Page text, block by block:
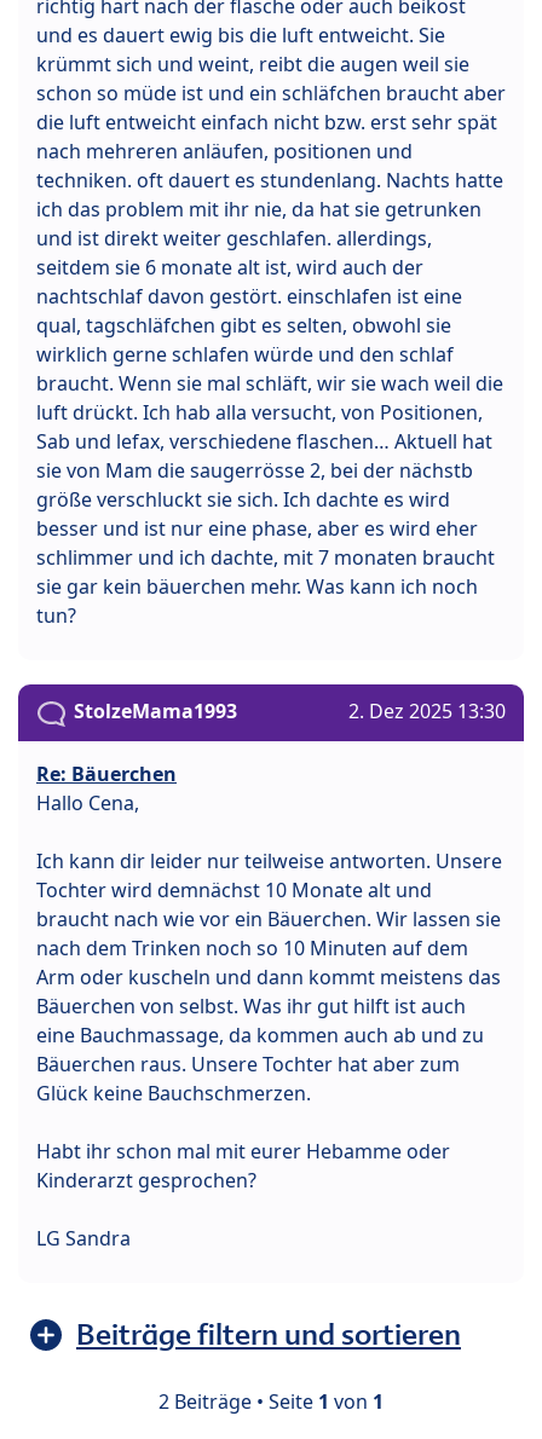
richtig hart nach der flasche oder auch beikost
und es dauert ewig bis die luft entweicht. Sie
krümmt sich und weint, reibt die augen weil sie
schon so müde ist und ein schläfchen braucht aber
die luft entweicht einfach nicht bzw. erst sehr spät
nach mehreren anläufen, positionen und
techniken. oft dauert es stundenlang. Nachts hatte
ich das problem mit ihr nie, da hat sie getrunken
und ist direkt weiter geschlafen. allerdings,
seitdem sie 6 monate alt ist, wird auch der
nachtschlaf davon gestört. einschlafen ist eine
qual, tagschläfchen gibt es selten, obwohl sie
wirklich gerne schlafen würde und den schlaf
braucht. Wenn sie mal schläft, wir sie wach weil die
luft drückt. Ich hab alla versucht, von Positionen,
Sab und lefax, verschiedene flaschen… Aktuell hat
sie von Mam die saugerrösse 2, bei der nächstb
größe verschluckt sie sich. Ich dachte es wird
besser und ist nur eine phase, aber es wird eher
schlimmer und ich dachte, mit 7 monaten braucht
sie gar kein bäuerchen mehr. Was kann ich noch
tun?
StolzeMama1993 2. Dez 2025 13:30
Re: Bäuerchen
Hallo Cena,
Ich kann dir leider nur teilweise antworten. Unsere
Tochter wird demnächst 10 Monate alt und
braucht nach wie vor ein Bäuerchen. Wir lassen sie
nach dem Trinken noch so 10 Minuten auf dem
Arm oder kuscheln und dann kommt meistens das
Bäuerchen von selbst. Was ihr gut hilft ist auch
eine Bauchmassage, da kommen auch ab und zu
Bäuerchen raus. Unsere Tochter hat aber zum
Glück keine Bauchschmerzen.
Habt ihr schon mal mit eurer Hebamme oder
Kinderarzt gesprochen?
LG Sandra
Beiträge filtern und sortieren
2 Beiträge • Seite 1 von 1